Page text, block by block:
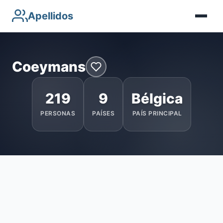
Apellidos
Coeymans
219
PERSONAS
9
PAÍSES
Bélgica
PAÍS PRINCIPAL